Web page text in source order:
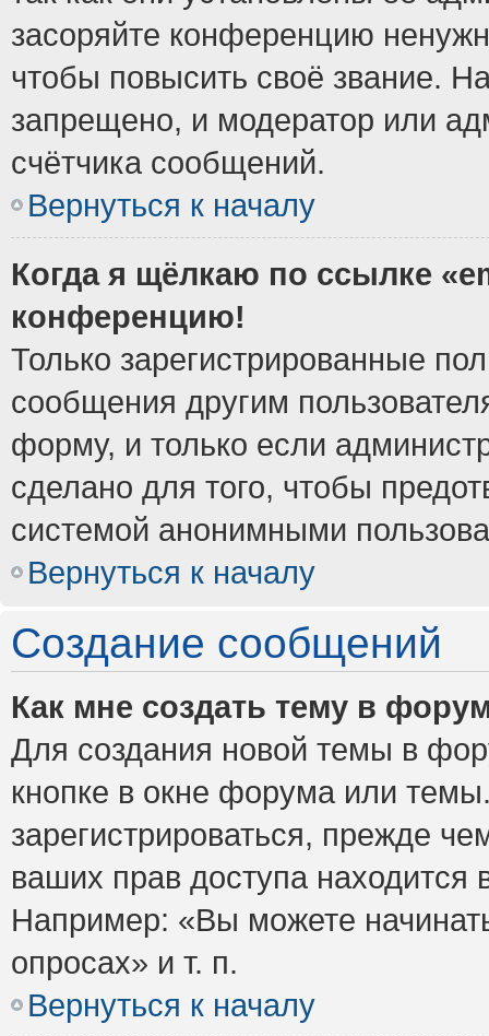
засоряйте конференцию
чтобы повысить своё звание.
запрещено, и модератор или
счётчика сообщений.
Вернуться к началу
Когда я щёлкаю по ссылке
конференцию!
Только зарегистрированные
сообщения другим
форму, и только если
сделано для того, чтобы
системой анонимными
Вернуться к началу
Создание сообщений
Как мне создать тему в
Для создания новой темы в
кнопке в окне форума или
зарегистрироваться, прежде
ваших прав доступа
Например: «Вы можете
опросах» и т. п.
Вернуться к началу